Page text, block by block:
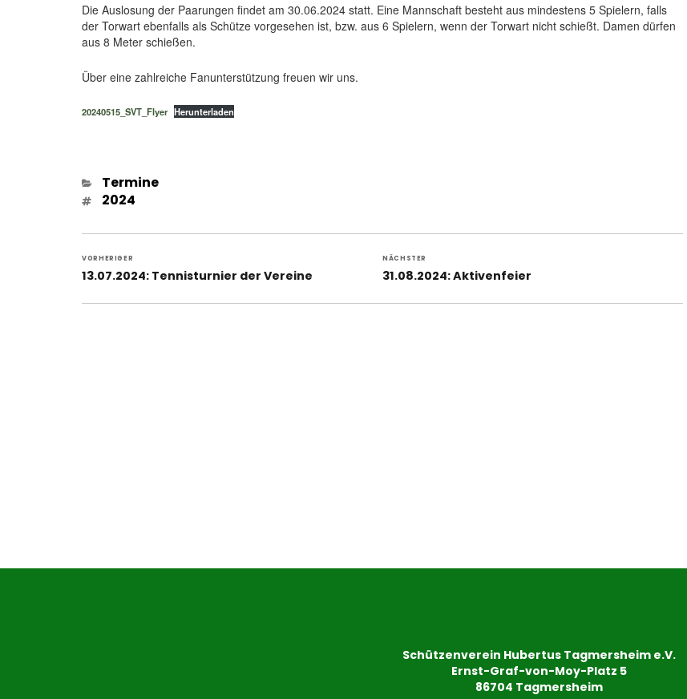
Die Auslosung der Paarungen findet am 30.06.2024 statt. Eine Mannschaft besteht aus mindestens 5 Spielern, falls
der Torwart ebenfalls als Schütze vorgesehen ist, bzw. aus 6 Spielern, wenn der Torwart nicht schießt. Damen dürfen
aus 8 Meter schießen.
Über eine zahlreiche Fanunterstützung freuen wir uns.
20240515_SVT_Flyer Herunterladen
Kategorien
Termine
Schlagwörter
2024
VORHERIGER
Vorheriger
13.07.2024: Tennisturnier der Vereine
NÄCHSTER
Nächster
31.08.2024: Aktivenfeier
Schützenverein Hubertus Tagmersheim e.V.
Ernst-Graf-von-Moy-Platz 5
86704 Tagmersheim